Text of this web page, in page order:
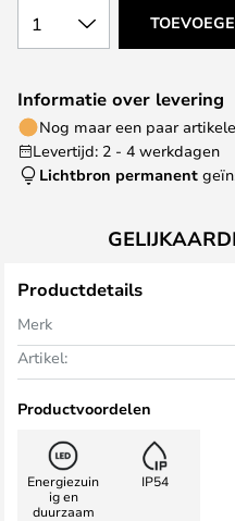
1
Informatie over levering
Nog maar een paar
Levertijd: 2 - 4 werkdagen
Lichtbron permanent
Productdetails
Merk
Artikel:
Productvoordelen
Energiezuin
ig en
duurzaam
IP54